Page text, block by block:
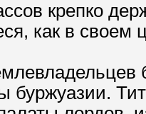
крепко
как в своем
буржуазии.